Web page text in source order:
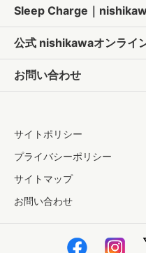
Sleep Charge｜
公式 nishikawaオンライ
お問い合わせ
サイトポリシー
プライバシーポリシー
サイトマップ
お問い合わせ